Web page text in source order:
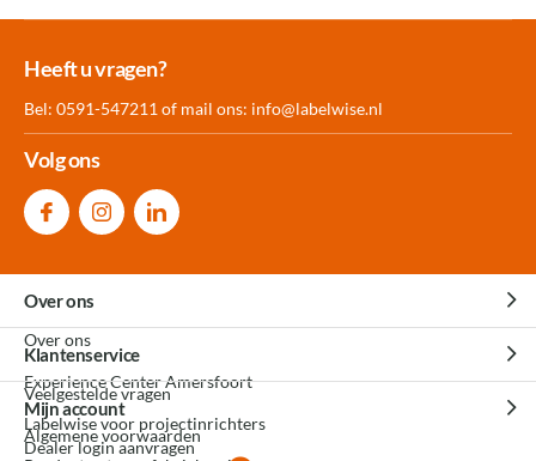
Meer dan 30.000
Heeft u vragen?
Bel: 0591-547211 of mail ons: info@labelwise.nl
Volg ons
Over ons
Over ons
Experience Center Amersfoort
Labelwise voor projectinrichters
Klantenservice
Veelgestelde vragen
Algemene voorwaarden
Mijn account
Dealer login aanvragen